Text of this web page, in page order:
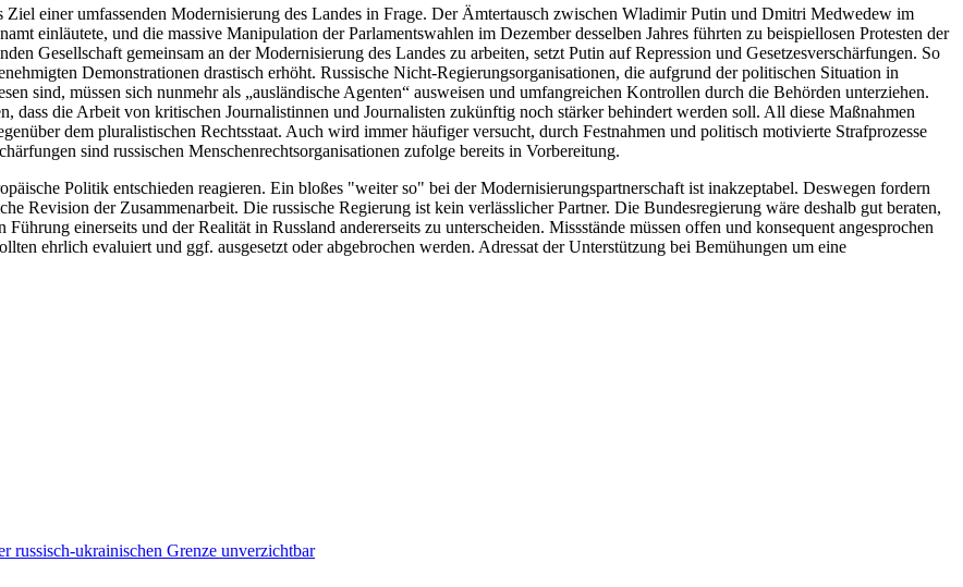
Ziel einer umfassenden Modernisierung des Landes in Frage. Der Ämtertausch zwischen Wladimir Putin und Dmitri Medwedew im
einläutete, und die massive Manipulation der Parlamentswahlen im Dezember desselben Jahres führten zu beispiellosen Protesten der
Gesellschaft gemeinsam an der Modernisierung des Landes zu arbeiten, setzt Putin auf Repression und Gesetzesverschärfungen. So
Demonstrationen drastisch erhöht. Russische Nicht-Regierungsorganisationen, die aufgrund der politischen Situation in
sind, müssen sich nunmehr als „ausländische Agenten“ ausweisen und umfangreichen Kontrollen durch die Behörden unterziehen.
dass die Arbeit von kritischen Journalistinnen und Journalisten zukünftig noch stärker behindert werden soll. All diese Maßnahmen
dem pluralistischen Rechtsstaat. Auch wird immer häufiger versucht, durch Festnahmen und politisch motivierte Strafprozesse
sind russischen Menschenrechtsorganisationen zufolge bereits in Vorbereitung.
Politik entschieden reagieren. Ein bloßes "weiter so" bei der Modernisierungspartnerschaft ist inakzeptabel. Deswegen fordern
Revision der Zusammenarbeit. Die russische Regierung ist kein verlässlicher Partner. Die Bundesregierung wäre deshalb gut beraten,
einerseits und der Realität in Russland andererseits zu unterscheiden. Missstände müssen offen und konsequent angesprochen
ehrlich evaluiert und ggf. ausgesetzt oder abgebrochen werden. Adressat der Unterstützung bei Bemühungen um eine
russisch-ukrainischen Grenze unverzichtbar